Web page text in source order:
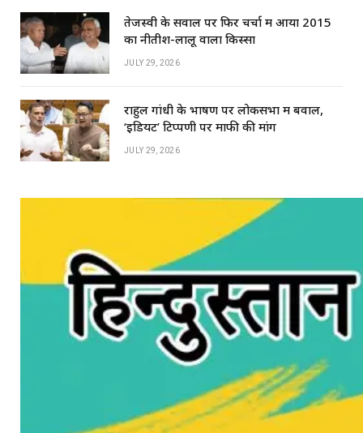
तेजस्वी के सवाल पर फिर चर्चा में आया 2015
का नीतीश-लालू वाला किस्सा
JULY 29, 2026
राहुल गांधी के भाषण पर लोकसभा में बवाल,
‘इडियट’ टिप्पणी पर माफी की मांग
JULY 29, 2026